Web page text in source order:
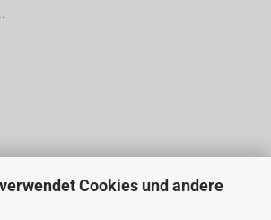
Cookies und andere